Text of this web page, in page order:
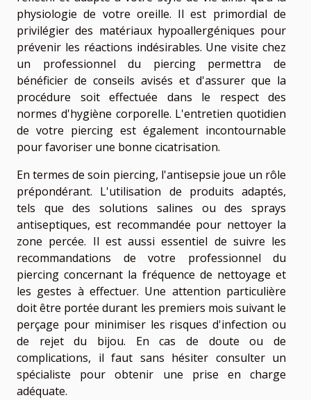
physiologie de votre oreille. Il est primordial de
privilégier des matériaux hypoallergéniques pour
prévenir les réactions indésirables. Une visite chez
un professionnel du piercing permettra de
bénéficier de conseils avisés et d'assurer que la
procédure soit effectuée dans le respect des
normes d'hygiène corporelle. L'entretien quotidien
de votre piercing est également incontournable
pour favoriser une bonne cicatrisation.
En termes de soin piercing, l'antisepsie joue un rôle
prépondérant. L'utilisation de produits adaptés,
tels que des solutions salines ou des sprays
antiseptiques, est recommandée pour nettoyer la
zone percée. Il est aussi essentiel de suivre les
recommandations de votre professionnel du
piercing concernant la fréquence de nettoyage et
les gestes à effectuer. Une attention particulière
doit être portée durant les premiers mois suivant le
perçage pour minimiser les risques d'infection ou
de rejet du bijou. En cas de doute ou de
complications, il faut sans hésiter consulter un
spécialiste pour obtenir une prise en charge
adéquate.